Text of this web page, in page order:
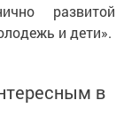
развитой
и дети».
в